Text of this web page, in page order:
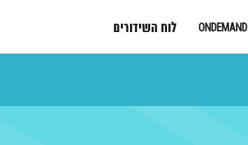
ONDEMAND לוח השידורים